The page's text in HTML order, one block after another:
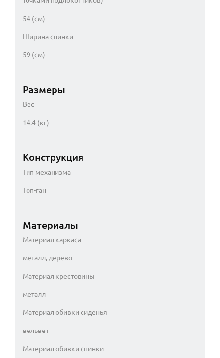
54 (см)
Ширина спинки
59 (см)
Размеры
Вес
14.4 (кг)
Конструкция
Тип механизма
Топ-ган
Материалы
Материал каркаса
металл, дерево
Материал крестовины
металл
Материал обивки сиденья
вельвет
Материал обивки спинки